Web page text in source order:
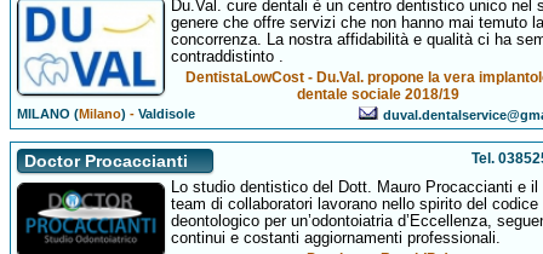
Du.Val. cure dentali è un centro dentistico unico nel
genere che offre servizi che non hanno mai temuto la
concorrenza. La nostra affidabilità e qualità ci ha
contraddistinto .
DentistaLowCost - Du.Val. propone la vera
dentale sociale 2018/19
MILANO (Milano) -Valdisole
Doctor Procaccianti Tel.
Lo studio dentistico del Dott. Mauro Procaccianti e il
team di collaboratori lavorano nello spirito del codice
deontologico per un’odontoiatria d’Eccellenza,
continui e costanti aggiornamenti professionali.